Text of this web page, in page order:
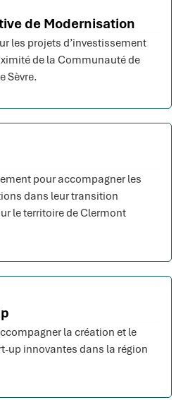
de Modernisation
les projets d’investissement
de la Communauté de
Sèvre.
pour accompagner les
dans leur transition
le territoire de Clermont
la création et le
up innovantes dans la région